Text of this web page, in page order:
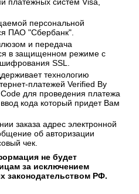
платежных систем Visa,
персональной
ПАО "Сбербанк".
и передача
в защищенном режиме с
SSL.
технологию
платежей Verified By
для проведения платежа
кода который придет Вам
заказа адрес электронной
об авторизации
чек.
не будет
за исключением
законодательством РФ.